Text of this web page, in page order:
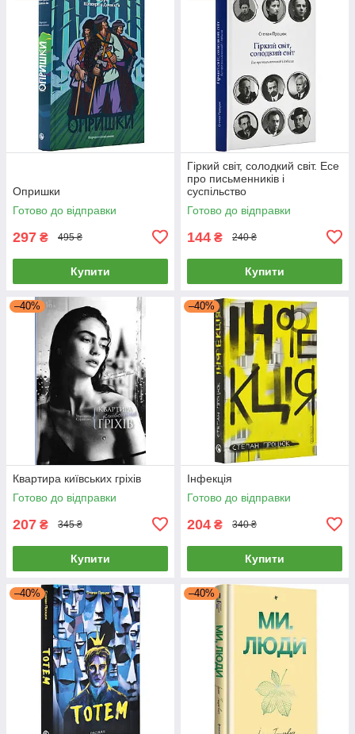
Опришки
Готово до відправки
297 ₴ 495 ₴
Купити
Гіркий світ, солодкий світ. Есе
про письменників і
суспільство
Готово до відправки
144 ₴ 240 ₴
Купити
–40%
Квартира київських гріхів
Готово до відправки
207 ₴ 345 ₴
Купити
–40%
Інфекція
Готово до відправки
204 ₴ 340 ₴
Купити
–40% –40%